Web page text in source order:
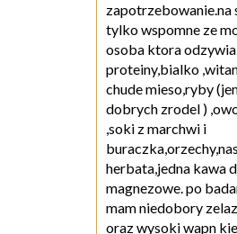
tylko wspomne ze
osoba ktora
proteiny,bialko
chude mieso,ryby
dobrych zrodel )
,soki z marchwi i
herbata,jedna kawa
magnezowe. po
mam niedobory
oraz wysoki wapn